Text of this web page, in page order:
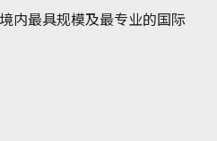
内最具规模及最专业的国际